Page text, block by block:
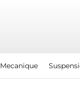
Mecanique